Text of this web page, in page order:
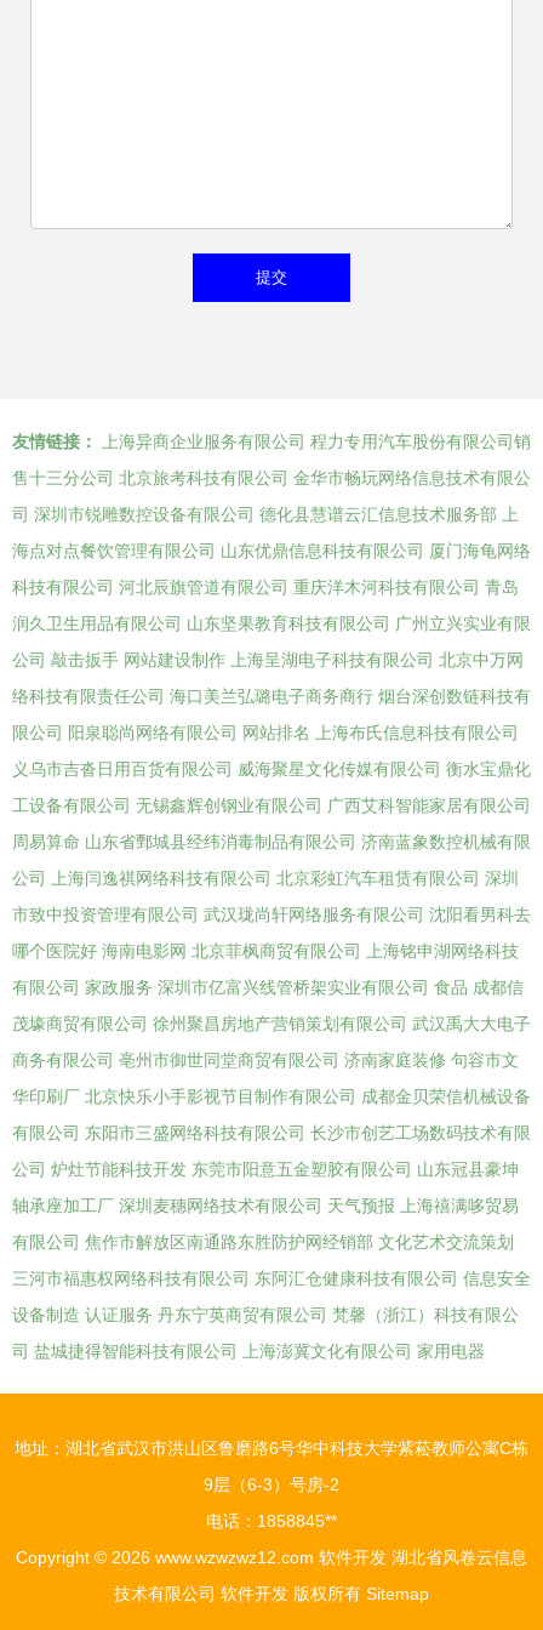
友情链接： 上海异商企业服务有限公司 程力专用汽车股份有限公司销
售十三分公司 北京旅考科技有限公司 金华市畅玩网络信息技术有限公
司 深圳市锐雕数控设备有限公司 德化县慧谱云汇信息技术服务部
上
海点对点餐饮管理有限公司 山东优鼎信息科技有限公司 厦门海龟网络
科技有限公司 河北辰旗管道有限公司 重庆洋木河科技有限公司 青岛
润久卫生用品有限公司 山东坚果教育科技有限公司 广州立兴实业有限
公司 敲击扳手 网站建设制作 上海呈湖电子科技有限公司 北京中万网
络科技有限责任公司 海口美兰弘璐电子商务商行 烟台深创数链科技有
限公司 阳泉聪尚网络有限公司 网站排名
上海布氏信息科技有限公司
义乌市吉沓日用百货有限公司 威海聚星文化传媒有限公司 衡水宝鼎化
工设备有限公司 无锡鑫辉创钢业有限公司 广西艾科智能家居有限公司
周易算命 山东省鄄城县经纬消毒制品有限公司 济南蓝象数控机械有限
公司
上海闫逸祺网络科技有限公司 北京彩虹汽车租赁有限公司 深圳
市致中投资管理有限公司 武汉珑尚轩网络服务有限公司 沈阳看男科去
哪个医院好 海南电影网 北京菲枫商贸有限公司
上海铭申湖网络科技
有限公司 家政服务 深圳市亿富兴线管桥架实业有限公司 食品 成都信
茂壕商贸有限公司 徐州聚昌房地产营销策划有限公司 武汉禹大大电子
商务有限公司 亳州市御世同堂商贸有限公司 济南家庭装修 句容市文
华印刷厂 北京快乐小手影视节目制作有限公司 成都金贝荣信机械设备
有限公司 东阳市三盛网络科技有限公司 长沙市创艺工场数码技术有限
公司 炉灶节能科技开发 东莞市阳意五金塑胶有限公司 山东冠县豪坤
轴承座加工厂 深圳麦穗网络技术有限公司 天气预报
上海禧满哆贸易
有限公司 焦作市解放区南通路东胜防护网经销部 文化艺术交流策划
三河市福惠权网络科技有限公司 东阿汇仓健康科技有限公司 信息安全
设备制造 认证服务 丹东宁英商贸有限公司 梵馨（浙江）科技有限公
司 盐城捷得智能科技有限公司 上海澎冀文化有限公司 家用电器
地址：湖北省武汉市洪山区鲁磨路6号华中科技大学紫菘教师公寓C栋
9层（6-3）号房-2
电话：1858845**
Copyright © 2026 www.wzwzwz12.com 软件开发 湖北省风卷云信息
技术有限公司 软件开发 版权所有 Sitemap